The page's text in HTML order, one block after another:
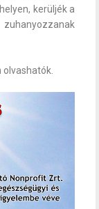
kerüljék a